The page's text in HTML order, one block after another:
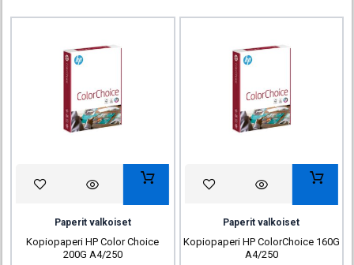
Paperit valkoiset
Kopiopaperi HP Color Choice
200G A4/250
Paperit valkoiset
Kopiopaperi HP ColorChoice 160G
A4/250